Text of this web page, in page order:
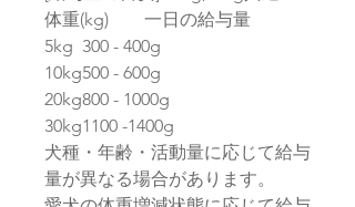
体重(kg) 一日の給与量
5kg 300 - 400g
10kg500 - 600g
20kg800 - 1000g
30kg1100 -1400g
犬種・年齢・活動量に応じて給与
量が異なる場合があります。